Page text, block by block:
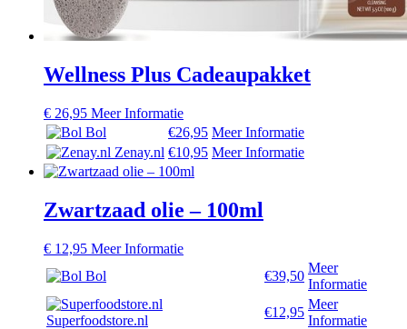
Wellness Plus Cadeaupakket
€ 26,95 Meer Informatie
Bol
€26,95 Meer Informatie
Zenay.nl €10,95 Meer Informatie
Zwartzaad olie – 100ml
€ 12,95 Meer Informatie
Bol
€39,50
Meer
Informatie
Superfoodstore.nl
€12,95
Meer
Informatie